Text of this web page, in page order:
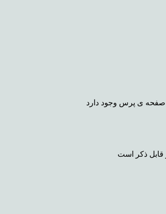
صفحه ی پرس وجود دارد
قابل ذکر است